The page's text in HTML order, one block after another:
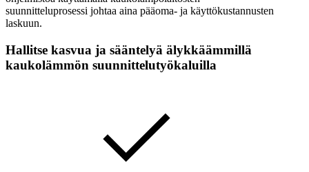
suunnitteluprosessi johtaa aina pääoma- ja käyttökustannusten
laskuun.
Hallitse kasvua ja sääntelyä älykkäämmillä
kaukolämmön suunnittelutyökaluilla